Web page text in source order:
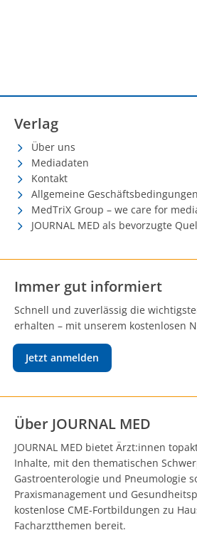
Verlag
Über uns
Mediadaten
Kontakt
Allgemeine
MedTriX Group – we care for
JOURNAL MED als bevorzugte
Immer gut informiert
Schnell und zuverlässig die
erhalten – mit unserem kostenlosen
Jetzt anmelden
Über JOURNAL MED
JOURNAL MED bietet Ärzt:innen
Inhalte, mit den thematischen
Gastroenterologie und Pneumologie
Praxismanagement und
kostenlose CME-Fortbildungen zu
Facharztthemen bereit.